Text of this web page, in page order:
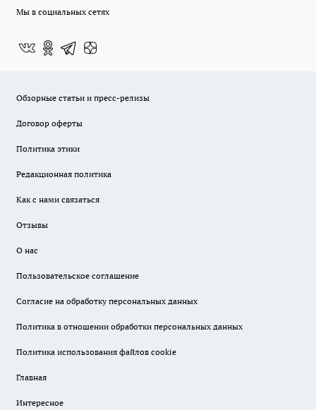
Мы в социальных сетях
Обзорные статьи и пресс-релизы
Договор оферты
Политика этики
Редакционная политика
Как с нами связаться
Отзывы
О нас
Пользовательское соглашение
Согласие на обработку персональных данных
Политика в отношении обработки персональных данных
Политика использования файлов cookie
Главная
Интересное